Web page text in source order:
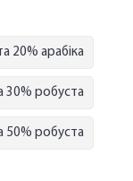
20% арабіка
30% робуста
50% робуста